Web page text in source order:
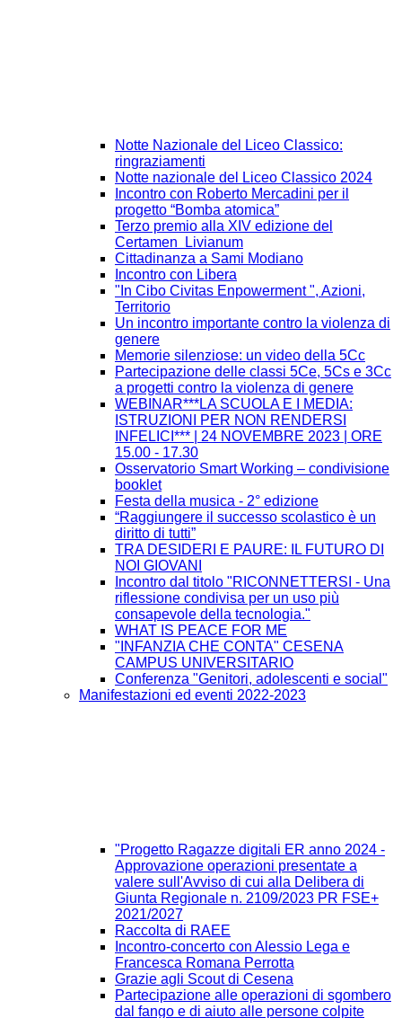
Notte Nazionale del Liceo Classico:
ringraziamenti
Notte nazionale del Liceo Classico 2024
Incontro con Roberto Mercadini per il
progetto “Bomba atomica”
Terzo premio alla XIV edizione del
Certamen Livianum
Cittadinanza a Sami Modiano
Incontro con Libera
"In Cibo Civitas Enpowerment ", Azioni,
Territorio
Un incontro importante contro la violenza di
genere
Memorie silenziose: un video della 5Cc
Partecipazione delle classi 5Ce, 5Cs e 3Cc
a progetti contro la violenza di genere
WEBINAR***LA SCUOLA E I MEDIA:
ISTRUZIONI PER NON RENDERSI
INFELICI*** | 24 NOVEMBRE 2023 | ORE
15.00 - 17.30
Osservatorio Smart Working – condivisione
booklet
Festa della musica - 2° edizione
“Raggiungere il successo scolastico è un
diritto di tutti”
TRA DESIDERI E PAURE: IL FUTURO DI
NOI GIOVANI
Incontro dal titolo "RICONNETTERSI - Una
riflessione condivisa per un uso più
consapevole della tecnologia."
WHAT IS PEACE FOR ME
"INFANZIA CHE CONTA" CESENA
CAMPUS UNIVERSITARIO
Conferenza "Genitori, adolescenti e social"
Manifestazioni ed eventi 2022-2023
"Progetto Ragazze digitali ER anno 2024 -
Approvazione operazioni presentate a
valere sull'Avviso di cui alla Delibera di
Giunta Regionale n. 2109/2023 PR FSE+
2021/2027
Raccolta di RAEE
Incontro-concerto con Alessio Lega e
Francesca Romana Perrotta
Grazie agli Scout di Cesena
Partecipazione alle operazioni di sgombero
dal fango e di aiuto alle persone colpite